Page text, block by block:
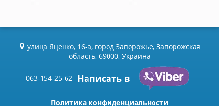
улица Яценко, 16-а, город Запорожье, Запорожская
область, 69000, Украина
063-154-25-62 Написать в
Политика конфиденциальности